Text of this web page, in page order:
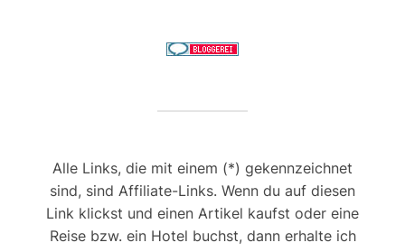
Alle Links, die mit einem (*) gekennzeichnet
sind, sind Affiliate-Links. Wenn du auf diesen
Link klickst und einen Artikel kaufst oder eine
Reise bzw. ein Hotel buchst, dann erhalte ich